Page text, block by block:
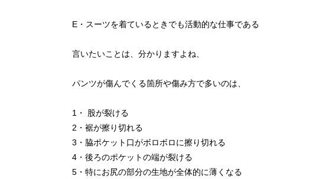
E・スーツを着ているときでも活動的な仕事である
言いたいことは、分かりますよね、
パンツが傷んでくる箇所や傷み方で多いのは、
1・ 股が裂ける
2・裾が擦り切れる
3・脇ポケット口がボロボロに擦り切れる
4・後ろのポケットの端が裂ける
5・特にお尻の部分の生地が全体的に薄くなる